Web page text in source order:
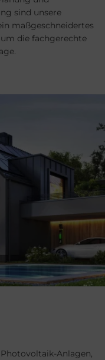
sind unsere
maßgeschneidertes
die fachgerechte
Anlagen,